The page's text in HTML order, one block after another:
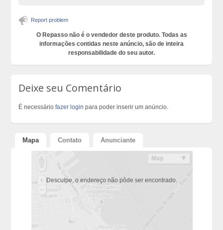
Report problem
O Repasso não é o vendedor deste produto. Todas as
informações contidas neste anúncio, são de inteira
responsabilidade do seu autor.
Deixe seu Comentário
É necessáriofazer login para poder inserir um anúncio.
Mapa Contato Anunciante
Desculpe, o endereço não pôde ser encontrado.